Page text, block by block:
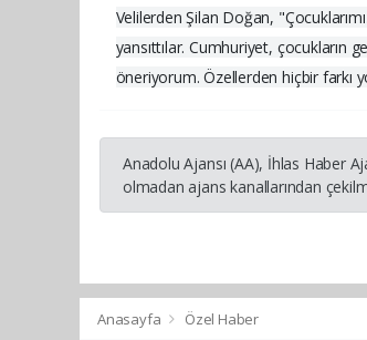
Velilerden Şilan Doğan,
yansıttılar. Cumhuriyet,
öneriyorum. Özellerden hiçbir farkı
Anadolu Ajansı (AA), İhlas Haber
olmadan ajans kanallarından
Anasayfa Özel Haber